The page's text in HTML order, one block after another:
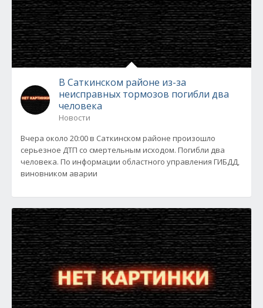
В Саткинском районе из-за
неисправных тормозов погибли два
человека
Новости
Вчера около 20:00 в Саткинском районе произошло
серьезное ДТП со смертельным исходом. Погибли два
человека. По информации областного управления ГИБДД,
виновником аварии